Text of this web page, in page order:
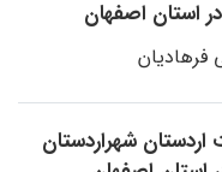
شهراردستان